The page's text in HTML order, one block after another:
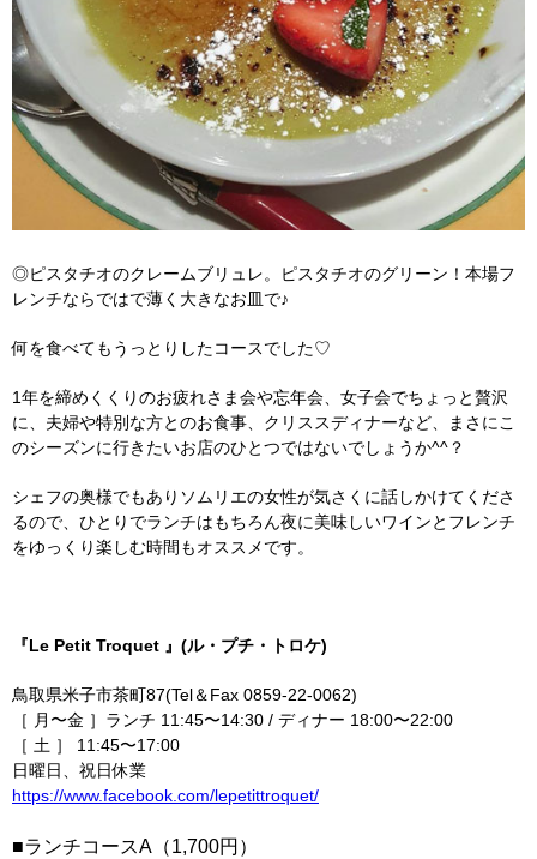
◎ピスタチオのクレームブリュレ。ピスタチオのグリーン！本場フ
レンチならではで薄く大きなお皿で♪
何を食べてもうっとりしたコースでした♡
1年を締めくくりのお疲れさま会や忘年会、女子会でちょっと贅沢
に、夫婦や特別な方とのお食事、クリススディナーなど、まさにこ
のシーズンに行きたいお店のひとつではないでしょうか^^？
シェフの奥様でもありソムリエの女性が気さくに話しかけてくださ
るので、ひとりでランチはもちろん夜に美味しいワインとフレンチ
をゆっくり楽しむ時間もオススメです。
『Le Petit Troquet 』(ル・プチ・トロケ)
鳥取県米子市茶町87(Tel＆Fax 0859-22-0062)
［ 月〜金 ］ランチ 11:45〜14:30 / ディナー 18:00〜22:00
［ 土 ］ 11:45〜17:00
日曜日、祝日休業
https://www.facebook.com/lepetittroquet/
■ランチコースA（1,700円）